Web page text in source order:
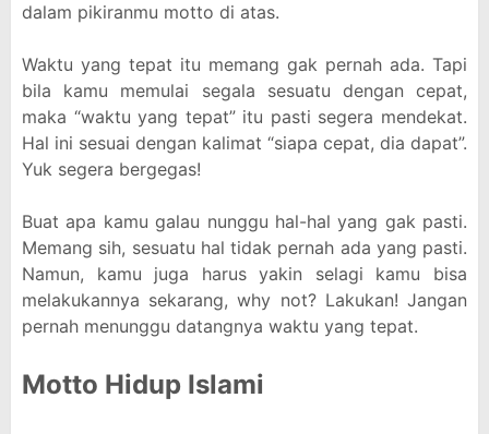
dalam pikiranmu motto di atas.
Waktu yang tepat itu memang gak pernah ada. Tapi
bila kamu memulai segala sesuatu dengan cepat,
maka “waktu yang tepat” itu pasti segera mendekat.
Hal ini sesuai dengan kalimat “siapa cepat, dia dapat”.
Yuk segera bergegas!
Buat apa kamu galau nunggu hal-hal yang gak pasti.
Memang sih, sesuatu hal tidak pernah ada yang pasti.
Namun, kamu juga harus yakin selagi kamu bisa
melakukannya sekarang, why not? Lakukan! Jangan
pernah menunggu datangnya waktu yang tepat.
Motto Hidup Islami